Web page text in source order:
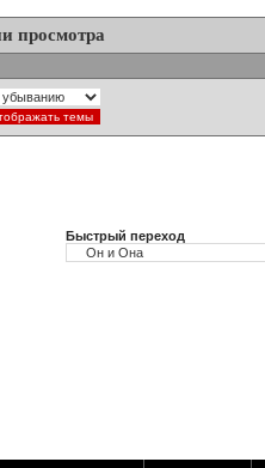
просмотра
Быстрый переход